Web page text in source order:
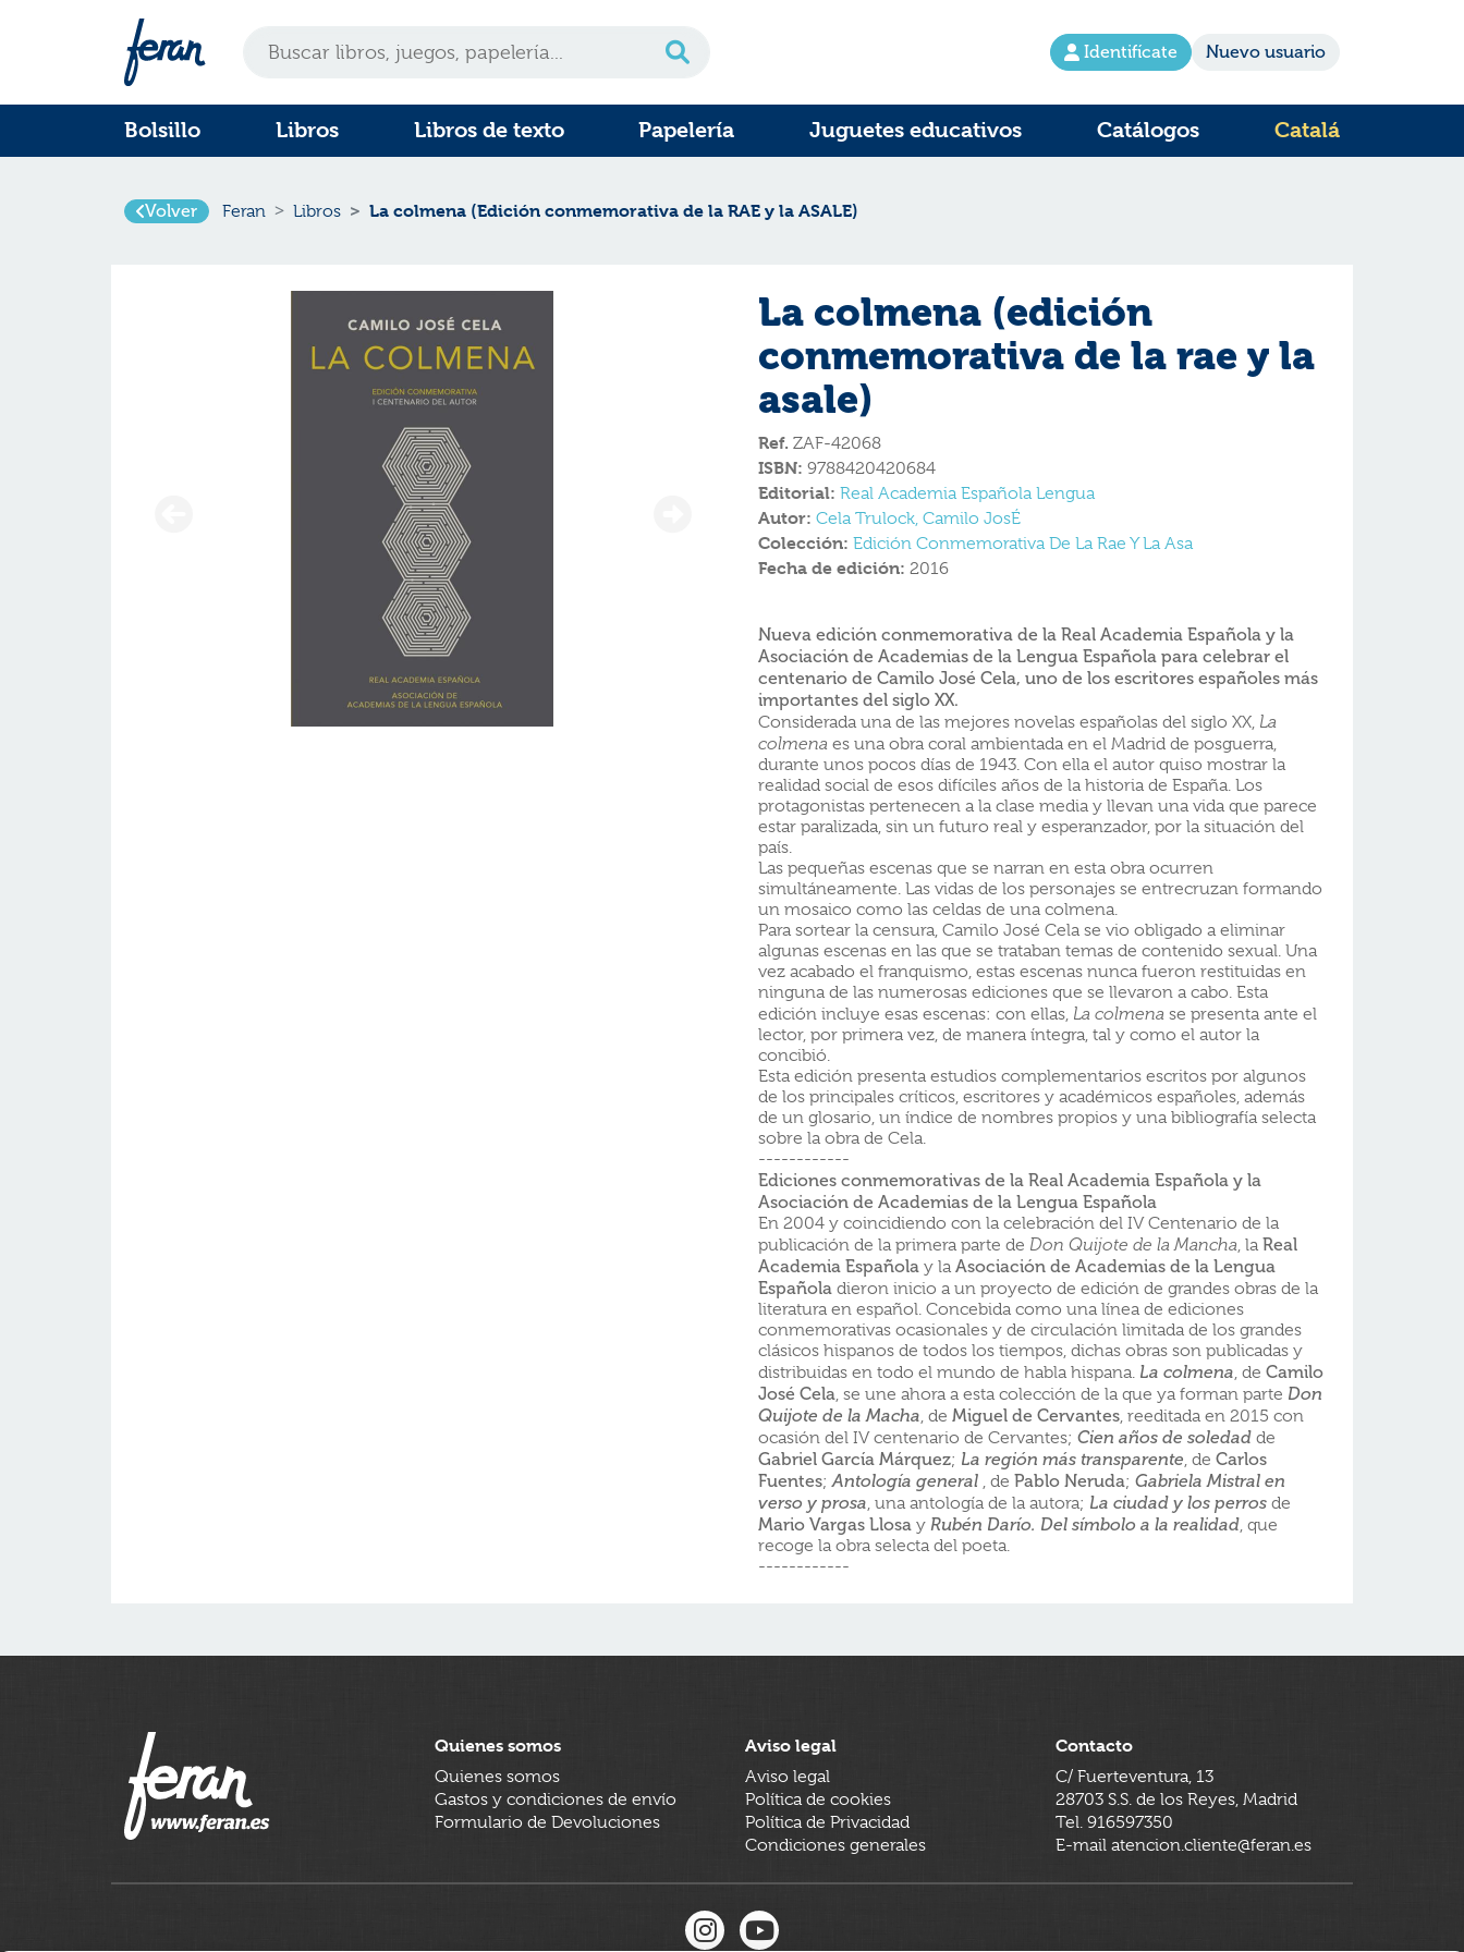
Identifícate Nuevo usuario
Bolsillo Libros Libros de texto Papelería Juguetes educativos Catálogos Catalá
Volver Feran Libros La colmena (Edición conmemorativa de la RAE y la ASALE)
La colmena (edición
conmemorativa de la rae y la
asale)
Ref. ZAF-42068
ISBN: 9788420420684
Editorial: Real Academia Española Lengua
Autor: Cela Trulock, Camilo JosÉ
Colección: Edición Conmemorativa De La Rae Y La Asa
Fecha de edición: 2016
Nueva edición conmemorativa de la Real Academia Española y la
Asociación de Academias de la Lengua Española para celebrar el
centenario de Camilo José Cela, uno de los escritores españoles más
importantes del siglo XX.
Considerada una de las mejores novelas españolas del siglo XX, La
colmena es una obra coral ambientada en el Madrid de posguerra,
durante unos pocos días de 1943. Con ella el autor quiso mostrar la
realidad social de esos difíciles años de la historia de España. Los
protagonistas pertenecen a la clase media y llevan una vida que parece
estar paralizada, sin un futuro real y esperanzador, por la situación del
país.
Las pequeñas escenas que se narran en esta obra ocurren
simultáneamente. Las vidas de los personajes se entrecruzan formando
un mosaico como las celdas de una colmena.
Para sortear la censura, Camilo José Cela se vio obligado a eliminar
algunas escenas en las que se trataban temas de contenido sexual. Una
vez acabado el franquismo, estas escenas nunca fueron restituidas en
ninguna de las numerosas ediciones que se llevaron a cabo. Esta
edición incluye esas escenas: con ellas, La colmena se presenta ante el
lector, por primera vez, de manera íntegra, tal y como el autor la
concibió.
Esta edición presenta estudios complementarios escritos por algunos
de los principales críticos, escritores y académicos españoles, además
de un glosario, un índice de nombres propios y una bibliografía selecta
sobre la obra de Cela.
------------
Ediciones conmemorativas de la Real Academia Española y la
Asociación de Academias de la Lengua Española
En 2004 y coincidiendo con la celebración del IV Centenario de la
publicación de la primera parte de Don Quijote de la Mancha, la Real
Academia Española y la Asociación de Academias de la Lengua
Española dieron inicio a un proyecto de edición de grandes obras de la
literatura en español. Concebida como una línea de ediciones
conmemorativas ocasionales y de circulación limitada de los grandes
clásicos hispanos de todos los tiempos, dichas obras son publicadas y
distribuidas en todo el mundo de habla hispana. La colmena, de Camilo
José Cela, se une ahora a esta colección de la que ya forman parte Don
Quijote de la Macha, de Miguel de Cervantes, reeditada en 2015 con
ocasión del IV centenario de Cervantes; Cien años de soledad de
Gabriel García Márquez; La región más transparente, de Carlos
Fuentes;Antología general , de Pablo Neruda; Gabriela Mistral en
verso y prosa, una antología de la autora; La ciudad y los perros de
Mario Vargas Llosa y Rubén Darío. Del símbolo a la realidad, que
recoge la obra selecta del poeta.
------------
Quienes somos
Quienes somos
Gastos y condiciones de envío
Formulario de Devoluciones
Aviso legal
Aviso legal
Política de cookies
Política de Privacidad
Condiciones generales
Contacto
C/ Fuerteventura, 13
28703 S.S. de los Reyes, Madrid
Tel. 916597350
E-mail atencion.cliente@feran.es